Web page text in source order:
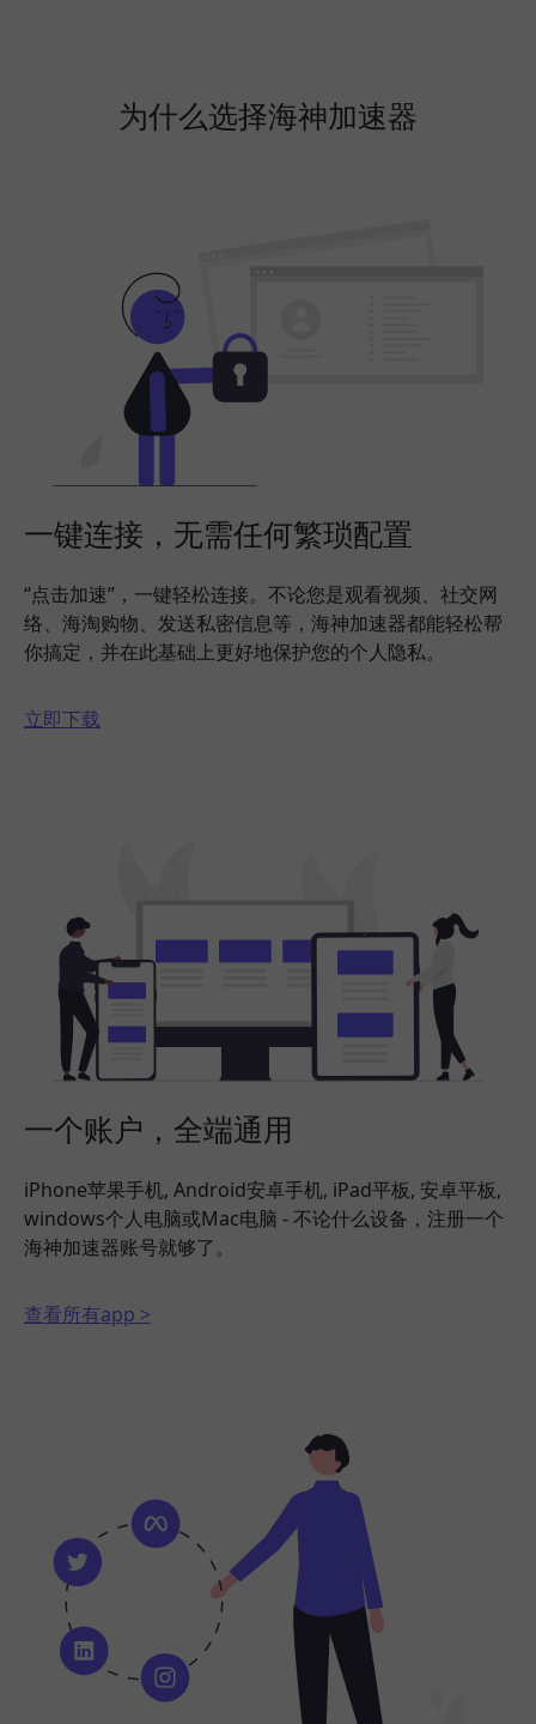
为什么选择海神加速器
一键连接，无需任何繁琐配置
“点击加速”，一键轻松连接。不论您是观看视频、社交网
络、海淘购物、发送私密信息等，海神加速器都能轻松帮
你搞定，并在此基础上更好地保护您的个人隐私。
立即下载
一个账户，全端通用
iPhone苹果手机, Android安卓手机, iPad平板, 安卓平板,
windows个人电脑或Mac电脑 - 不论什么设备，注册一个
海神加速器账号就够了。
查看所有app >